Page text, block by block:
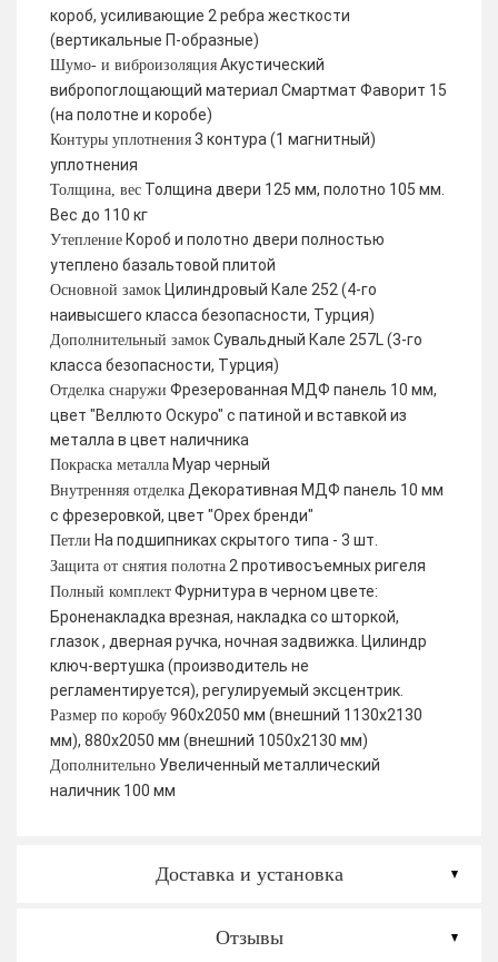
короб, усиливающие 2 ребра жесткости
(вертикальные П-образные)
Шумо- и виброизоляция Акустический
вибропоглощающий материал Смартмат Фаворит 15
(на полотне и коробе)
Контуры уплотнения 3 контура (1 магнитный)
уплотнения
Толщина, вес Толщина двери 125 мм, полотно 105 мм.
Вес до 110 кг
Утепление Короб и полотно двери полностью
утеплено базальтовой плитой
Основной замок Цилиндровый Кале 252 (4-го
наивысшего класса безопасности, Турция)
Дополнительный замок Сувальдный Кале 257L (3-го
класса безопасности, Турция)
Отделка снаружи Фрезерованная МДФ панель 10 мм,
цвет "Веллюто Оскуро" с патиной и вставкой из
металла в цвет наличника
Покраска металла Муар черный
Внутренняя отделка Декоративная МДФ панель 10 мм
с фрезеровкой, цвет "Орех бренди"
Петли На подшипниках скрытого типа - 3 шт.
Защита от снятия полотна 2 противосъемных ригеля
Полный комплект Фурнитура в черном цвете:
Броненакладка врезная, накладка со шторкой,
глазок , дверная ручка, ночная задвижка. Цилиндр
ключ-вертушка (производитель не
регламентируется), регулируемый эксцентрик.
Размер по коробу 960х2050 мм (внешний 1130х2130
мм), 880х2050 мм (внешний 1050х2130 мм)
Дополнительно Увеличенный металлический
наличник 100 мм
Доставка и установка
Отзывы